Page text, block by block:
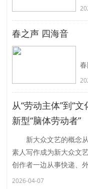
春之声 四海音
国
从“劳动主体”到“
新型“脑体劳动者”
新大众文艺的概念从
素人写作成为新大众文
创作者一边从事快递、
2026-04-07